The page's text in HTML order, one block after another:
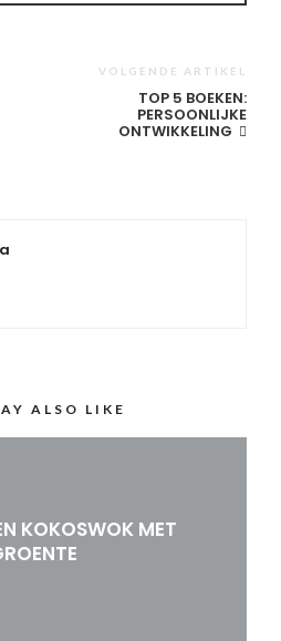
VOLGENDE ARTIKEL
TOP 5 BOEKEN:
PERSOONLIJKE
ONTWIKKELING
ALSO LIKE
KOKOSWOK MET